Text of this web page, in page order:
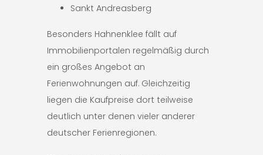
Sankt Andreasberg
Besonders Hahnenklee fällt auf
Immobilienportalen regelmäßig durch
ein großes Angebot an
Ferienwohnungen auf. Gleichzeitig
liegen die Kaufpreise dort teilweise
deutlich unter denen vieler anderer
deutscher Ferienregionen.